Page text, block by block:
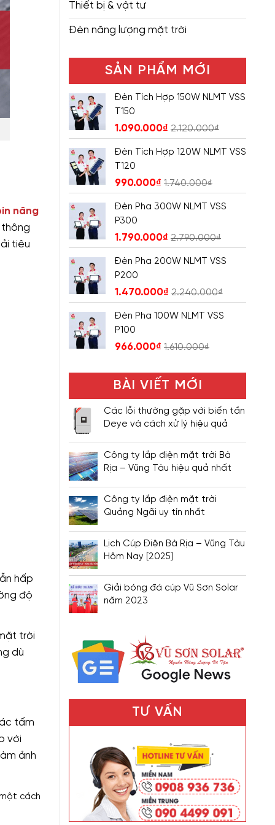
năng
tiêu
hấp
độ
trời
dù
tấm
với
ảnh
cách
Thiết bị & vật tư
Đèn năng lượng mặt trời
SẢN PHẨM MỚI
Đèn Tích Hợp 150W NLMT VSS
T150
1.090.000₫ 2.120.000₫
Đèn Tích Hợp 120W NLMT VSS
T120
990.000₫ 1.740.000₫
Đèn Pha 300W NLMT VSS
P300
1.790.000₫ 2.790.000₫
Đèn Pha 200W NLMT VSS
P200
1.470.000₫ 2.240.000₫
Đèn Pha 100W NLMT VSS
P100
966.000₫ 1.610.000₫
BÀI VIẾT MỚI
Các lỗi thường gặp với biến tần
Deye và cách xử lý hiệu quả
Công ty lắp điện mặt trời Bà
Rịa – Vũng Tàu hiệu quả nhất
Công ty lắp điện mặt trời
Quảng Ngãi uy tín nhất
Lịch Cúp Điện Bà Rịa – Vũng Tàu
Hôm Nay [2025]
Giải bóng đá cúp Vũ Sơn Solar
năm 2023
TƯ VẤN